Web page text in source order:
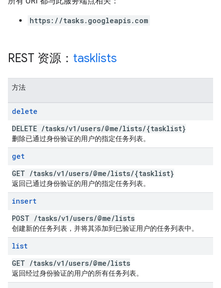
https://tasks.googleapis.com
REST 资源： tasklists
方法
delete
DELETE /tasks/v1 /users/@me/lists/{tasklist}
删除已通过身份验证的用户的指定任务列表。
get
GET /tasks/v1 /users/@me/lists/{tasklist}
返回已通过身份验证的用户的指定任务列表。
insert
POST /tasks/v1 /users/@me/lists
创建新的任务列表，并将其添加到已验证用户的任务列表中。
list
GET /tasks/v1 /users/@me/lists
返回经过身份验证的用户的所有任务列表。